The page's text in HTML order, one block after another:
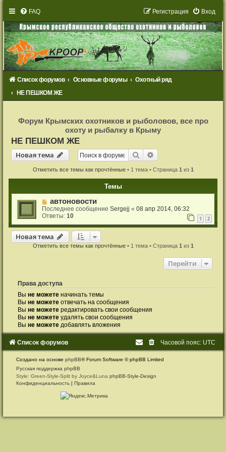
FAQ Вход
Регистрация
Список форумов Основные форумы
Охотный ряд
НЕ ПЕШКОМ ЖЕ
с
т
р
а
ц
Форум Крымских охотников и рыболовов, все про
охоту и рыбалку в Крыму
НЕ ПЕШКОМ ЖЕ
Новая тема
Новаятема Поиск
Отметить все темы как прочтённые• 1 тема • Страница 1 из 1
Темы
автоновости
Последнее сообщениеSergejj «08 апр 2014, 06:32
Ответы:10 1 2
Новая тема
Новаятема
Отметить все темы как прочтённые• 1 тема • Страница 1 из 1
Перейти
Права доступа
Выне можете начинать темы
Выне можете отвечать на сообщения
Выне можете редактировать свои сообщения
Выне можете удалять свои сообщения
Выне можете добавлять вложения
Список форумов Часовой пояс: UTC
Создано на основеphpBB® Forum Software © phpBB Limited
Русская поддержка phpBB
Style: Green-Style-Split by Joyce&LunaphpBB-Style-Design
Конфиденциальность |Правила